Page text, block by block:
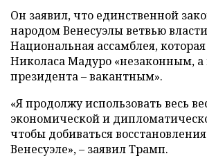
Он заявил, что единственной
народом Венесуэлы ветвью
Национальная ассамблея,
Николаса Мадуро «незаконным, а
президента – вакантным».
«Я продолжу использовать весь
экономической и
чтобы добиваться
Венесуэле», – заявил Трамп.